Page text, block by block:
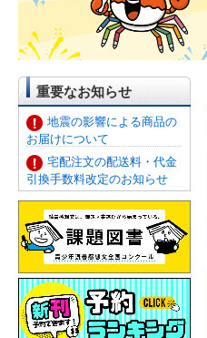
重要なお知らせ
地震の影響による商品の
お届けについて
宅配注文の配送料・代金
引換手数料改定のお知らせ